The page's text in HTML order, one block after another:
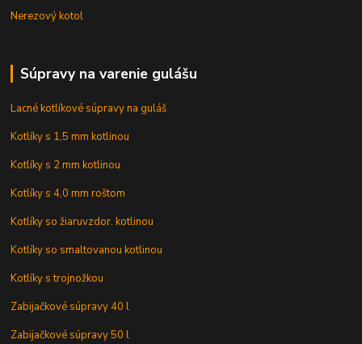
Nerezový kotol
Súpravy na varenie gulášu
Lacné kotlíkové súpravy na guláš
Kotlíky s 1,5 mm kotlinou
Kotlíky s 2 mm kotlinou
Kotlíky s 4,0 mm roštom
Kotlíky so žiaruvzdor. kotlinou
Kotlíky so smaltovanou kotlinou
Kotlíky s trojnožkou
Zabijačkové súpravy 40 l
Zabijačkové súpravy 50 l